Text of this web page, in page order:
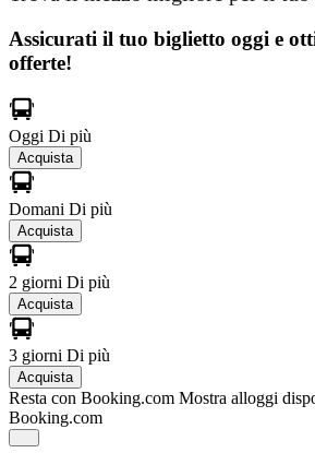
Assicurati il ​​tuo biglietto oggi e
offerte!
Oggi Di più
Acquista
Domani Di più
Acquista
2 giorni Di più
Acquista
3 giorni Di più
Acquista
Resta con Booking.com Mostra alloggi
Booking.com